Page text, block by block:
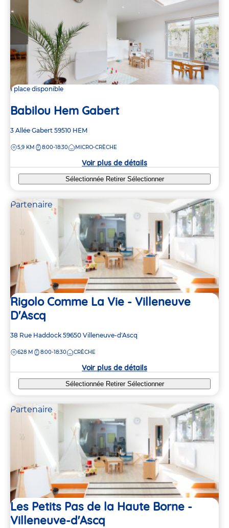
1 place disponible
Babilou Hem Gabert
Adresse
la
3 Allée Gabert 59510 HEM
DISTANCE
5,9 KM 8:00-18:30 MICRO-CRÈCHE
Voir plus de détails
Sélectionnée Retirer Sélectionner
Partenaire
Rigolo Comme La Vie - Villeneuve
D'Ascq
Adresse
la
38 Rue Haddock 59650 Villeneuve-d'Ascq
DISTANCE
628 M 8:00-18:30 CRÈCHE
Voir plus de détails
Sélectionnée Retirer Sélectionner
Partenaire
Les Petits Pas de la Haute Borne -
Villeneuve-d'Ascq